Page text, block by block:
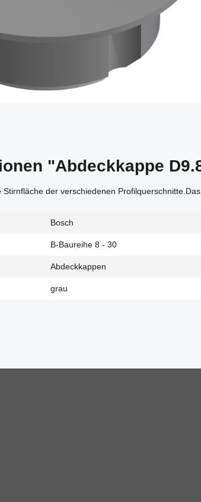
"Abdeckkappe
der verschiedenen
Bosch
B-Baureihe 8 - 30
Abdeckkappen
grau